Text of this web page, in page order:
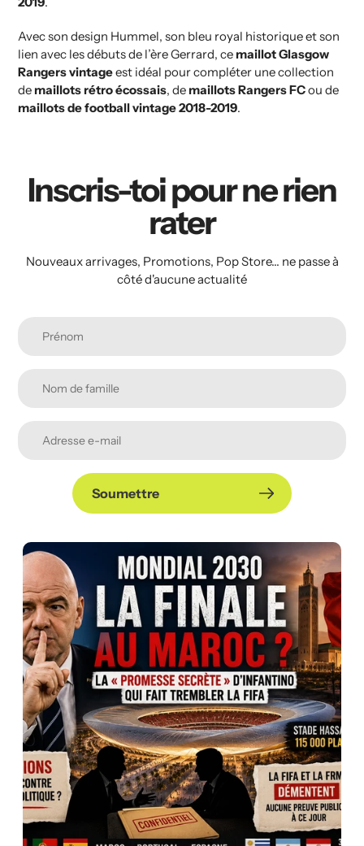
Avec son design Hummel, son bleu royal historique et son
lien avec les débuts de l’ère Gerrard, ce maillot Glasgow
Rangers vintageest idéal pour compléter une collection
de maillots rétro écossais, de maillots Rangers FCou de
maillots de football vintage 2018-2019.
Inscris-toi pour ne rien
rater
Nouveaux arrivages, Promotions, Pop Store... ne passe à
côté d'aucune actualité
Soumettre